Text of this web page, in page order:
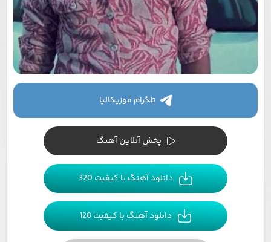
تلگرام موزیکالیا
پخش آنلاین آهنگ
دانلود آهنگ با کیفیت 320
دانلود آهنگ با کیفیت 128